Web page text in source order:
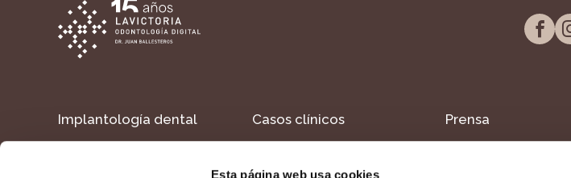
Esta página web usa cookies
Implantología dental Casos clínicos Prensa